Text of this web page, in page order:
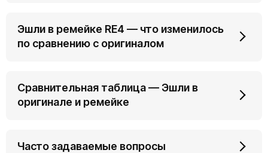
Эшли в ремейке RE4 — что изменилось
по сравнению с оригиналом
Сравнительная таблица — Эшли в
оригинале и ремейке
Часто задаваемые вопросы